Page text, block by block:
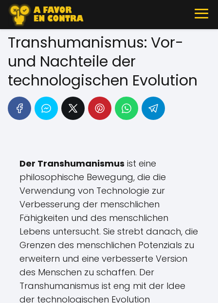
Transhumanismus: Vor-
und Nachteile der
technologischen Evolution
Der Transhumanismus ist eine
philosophische Bewegung, die die
Verwendung von Technologie zur
Verbesserung der menschlichen
Fähigkeiten und des menschlichen
Lebens untersucht. Sie strebt danach, die
Grenzen des menschlichen Potenzials zu
erweitern und eine verbesserte Version
des Menschen zu schaffen. Der
Transhumanismus ist eng mit der Idee
der technologischen Evolution